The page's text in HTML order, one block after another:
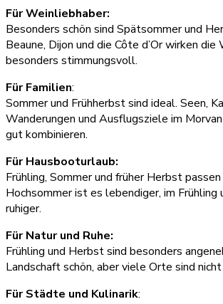
Für Weinliebhaber:
Besonders schön sind Spätsommer und
Beaune, Dijon und die Côte d’Or wirken die
besonders stimmungsvoll.
Für Familien:
Sommer und Frühherbst sind ideal. Seen,
Wanderungen und Ausflugsziele im
gut kombinieren.
Für Hausbooturlaub:
Frühling, Sommer und früher Herbst
Hochsommer ist es lebendiger, im
ruhiger.
Für Natur und Ruhe:
Frühling und Herbst sind besonders
Landschaft schön, aber viele Orte sind
Für Städte und Kulinarik: